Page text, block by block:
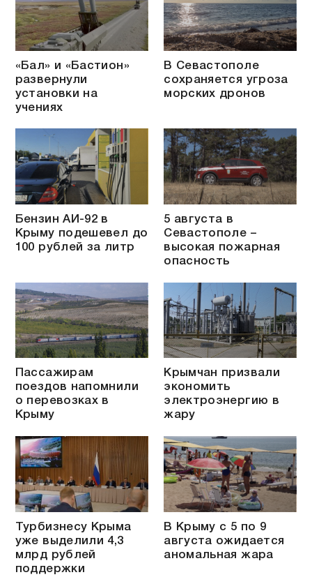
«Бал» и «Бастион»
развернули
установки на
учениях
В Севастополе
сохраняется угроза
морских дронов
Бензин АИ-92 в
Крыму подешевел до
100 рублей за литр
5 августа в
Севастополе –
высокая пожарная
опасность
Пассажирам
поездов напомнили
о перевозках в
Крыму
Крымчан призвали
экономить
электроэнергию в
жару
Турбизнесу Крыма
уже выделили 4,3
млрд рублей
поддержки
В Крыму с 5 по 9
августа ожидается
аномальная жара